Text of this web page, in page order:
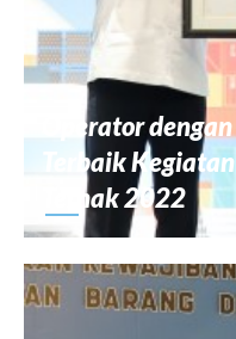
Operator
Terbaik
Ternak 2022